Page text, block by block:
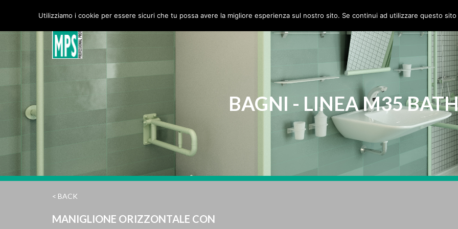
MPS Srl HOME AZIENDA PRODOTTI
BAGNI - LINEA M35
MANIGLIONE ORIZZONTALE CON
< BACK
Utilizziamo i cookie per essere sicuri che tu possa avere la migliore esperienza sul nostro sito. Se continui ad utilizzare questo